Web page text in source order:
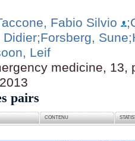
Fabio Silvio
Didier;Forsberg, Sune
Leif
medicine, 13,
pairs
CONTENU